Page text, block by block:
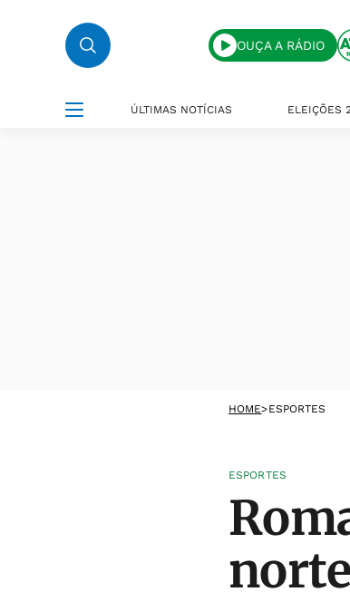
OUÇA A RÁDIO
ÚLTIMAS NOTÍCIAS ELEIÇÕES
HOME>ESPORTES
ESPORTES